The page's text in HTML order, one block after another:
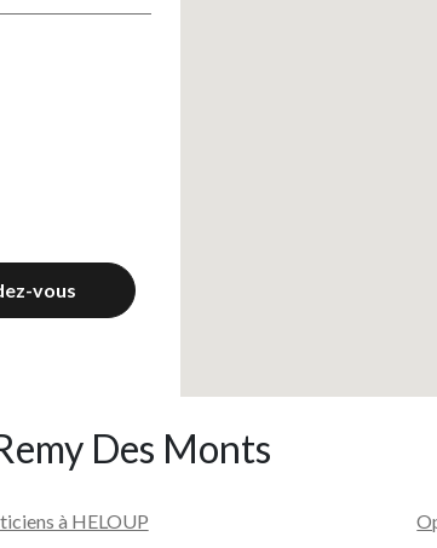
vous
Des Monts
à HELOUP